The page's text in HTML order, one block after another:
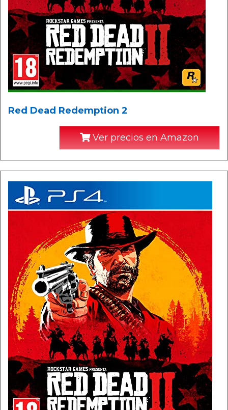
Red Dead Redemption 2
Ver precios en Amazon